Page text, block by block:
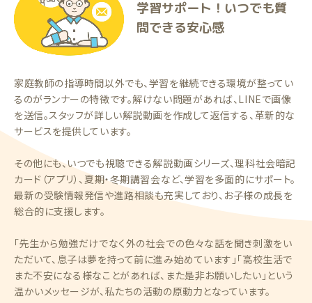
学習サポート！いつでも質
問できる安心感
家庭教師の指導時間以外でも、学習を継続できる環境が整ってい
るのがランナーの特徴です。解けない問題があれば、LINEで画像
を送信。スタッフが詳しい解説動画を作成して返信する、革新的な
サービスを提供しています。
その他にも、いつでも視聴できる解説動画シリーズ、理科社会暗記
カード（アプリ）、夏期・冬期講習会など、学習を多面的にサポート。
最新の受験情報発信や進路相談も充実しており、お子様の成長を
総合的に支援します。
「先生から勉強だけでなく外の社会での色々な話を聞き刺激をい
ただいて、息子は夢を持って前に進み始めています」「高校生活で
また不安になる様なことがあれば、また是非お願いしたい」という
温かいメッセージが、私たちの活動の原動力となっています。